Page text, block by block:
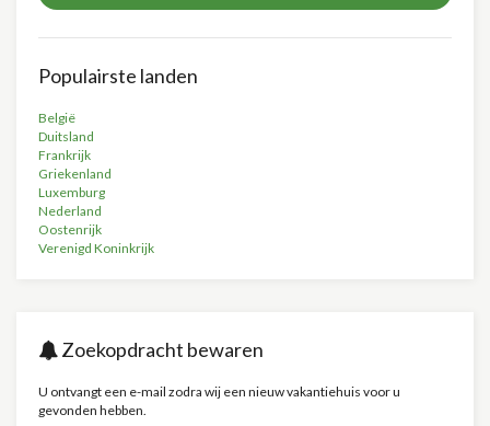
Populairste landen
België
Duitsland
Frankrijk
Griekenland
Luxemburg
Nederland
Oostenrijk
Verenigd Koninkrijk
Zoekopdracht bewaren
U ontvangt een e-mail zodra wij een nieuw vakantiehuis voor u
gevonden hebben.